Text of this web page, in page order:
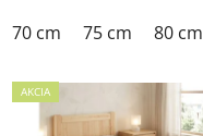
70 cm 75 cm 80 cm
AKCIA